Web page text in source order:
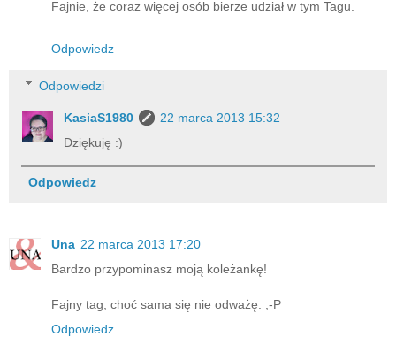
Fajnie, że coraz więcej osób bierze udział w tym Tagu.
Odpowiedz
Odpowiedzi
KasiaS1980
22 marca 2013 15:32
Dziękuję :)
Odpowiedz
Una 22 marca 2013 17:20
Bardzo przypominasz moją koleżankę!
Fajny tag, choć sama się nie odważę. ;-P
Odpowiedz